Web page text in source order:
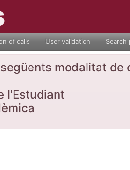
of calls User validation Search
modalitat de
l'Estudiant